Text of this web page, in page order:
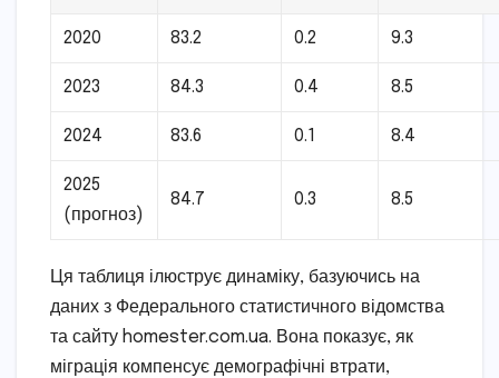
2020 83.2 0.2 9.3
2023 84.3 0.4 8.5
2024 83.6 0.1 8.4
2025
(прогноз)
84.7 0.3 8.5
Ця таблиця ілюструє динаміку, базуючись на
даних з Федерального статистичного відомства
та сайту homester.com.ua. Вона показує, як
міграція компенсує демографічні втрати,